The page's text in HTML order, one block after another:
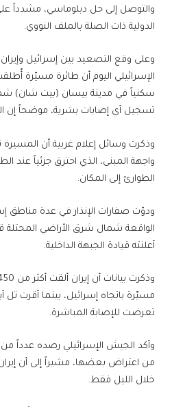
والتوصل إلى حل دبلوماسي، مشدداً على
الدولية ذات الصلة بالملف النووي.
وعلى وقع التصعيد بين إسرائيل
الإسرائيلي اليوم أن طائرة مسيّرة
سكنياً في مدينة بيسان (بيت شان)
تسجيل أي إصابات بشرية، موضحاً إن
وذكرت وسائل إعلام غربية أن
واجهة المبنى، الذي احترق جزئياً عند
الطوارئ إلى المكان.
ودوّت صفارات الإنذار في عدة مناطق
الواقعة شمال شرق الأراضي المحتلة
أعلنته قيادة الجبهة الداخلية.
تعرضت للإصابة المباشرة.
وأكد الجيش الإسرائيلي رصده عدداً من
خلال الليل فقط.